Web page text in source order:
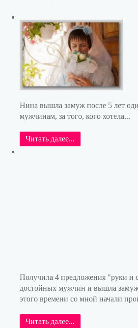
Нина вышла замуж после 5 лет
мужчинам, за того, кого хотела...
Читать далее...
Получила 4 предложения "руки и
достойных мужчин и вышла
этого времени со мной начали
Читать далее...